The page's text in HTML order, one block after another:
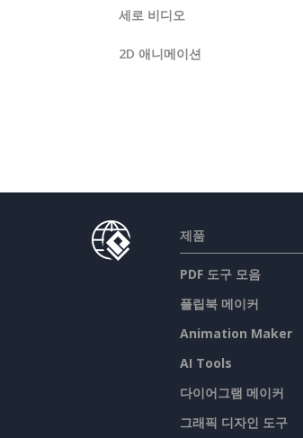
세로 비디오
2D 애니메이션
제품
PDF 도구 모음
플립북 메이커
Animation Maker
AI Tools
다이어그램 메이커
그래픽 디자인 도구